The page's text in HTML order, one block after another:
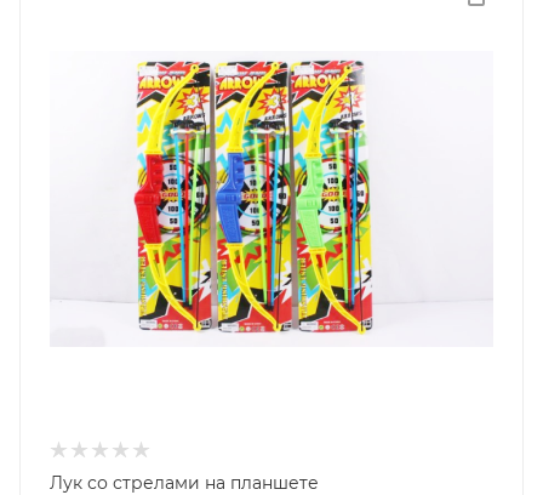
Лук со стрелами на планшете